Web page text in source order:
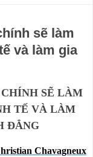
sẽ làm
và làm gia
SẼ LÀM
TẾ VÀ LÀM
ĐẲNG
Chavagneux